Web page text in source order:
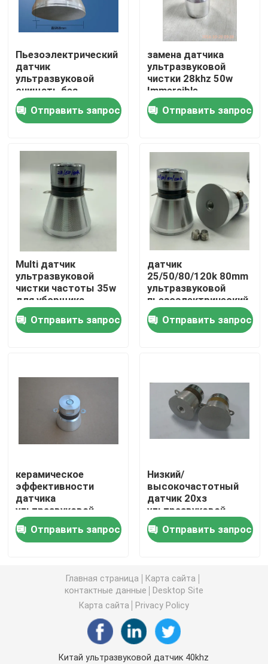
Дом
Продукты
О нас
Путешествие фабрики
Проверка качества
Свяжитесь мы
Спросите цитату
ультразвуковой очистки датчика
Датчик Multi частоты ультразвуковой
пьезоэлектрический ультразвуковой датчик
Генератор цифров ультразвуковой
ультразвуковой частоты генератора
Ультразвуковой очистки машина
Ультразвуковой Disruptor клетки
Ультразвуковой реактор
Пьезоэлектрический
датчик
ультразвуковой
очищать без
отверстия винта
Отправить запрос
замена датчика
ультразвуковой
чистки 28khz 50w
Immersible
Отправить запрос
Multi датчик
ультразвуковой
чистки частоты 35w
для уборщика
Отправить запрос
датчик
25/50/80/120k 80mm
ультразвуковой
пьезоэлектрический
4 частоты
Отправить запрос
керамическое
эффективности
датчика
ультразвуковой
чистки 135k 50w
пьезоэлектрическое
Отправить запрос
Низкий/
высокочастотный
датчик 20хз
ультразвуковой
чистки - высокая
эффективность
200хз
Отправить запрос
Главная страница
Карта сайта
контактные данные
Desktop Site
Карта сайта
Privacy Policy
Китай ультразвуковой датчик 40khz